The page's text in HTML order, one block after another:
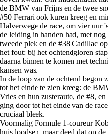
de BMW van Frijns en de twee
#50 Ferrari ook kuren kreeg en
Halverwege de race, om vier uur
de leiding in handen had, met
tweede plek en de #38 Cadillac
het fout: bij het ochtendgloren
daarna binnen te komen met
kansen was.
In de loop van de ochtend begon
tot het einde te zien kreeg: de
Vries en hun zusterauto, de #8,
ging door tot het einde van de
cruciaal bleek.
Voormalig Formule 1-coureur
huis loodsen, maar deed dat op